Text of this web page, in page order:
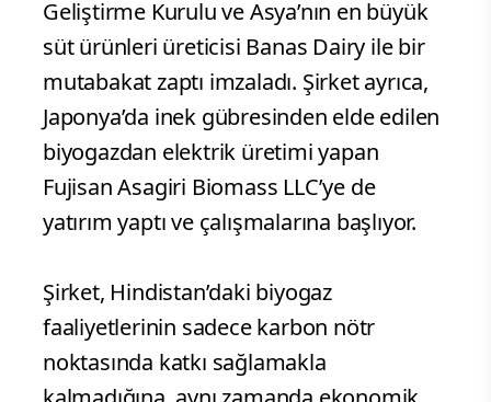
Geliştirme Kurulu ve Asya’nın en büyük
süt ürünleri üreticisi Banas Dairy ile bir
mutabakat zaptı imzaladı. Şirket ayrıca,
Japonya’da inek gübresinden elde edilen
biyogazdan elektrik üretimi yapan
Fujisan Asagiri Biomass LLC’ye de
yatırım yaptı ve çalışmalarına başlıyor.
Şirket, Hindistan’daki biyogaz
faaliyetlerinin sadece karbon nötr
noktasında katkı sağlamakla